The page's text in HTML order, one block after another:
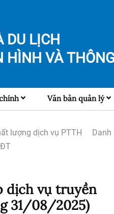
DU LỊCH
HÌNH VÀ
Văn bản quản lý
lượng dịch vụ PTTH
Danh
dịch vụ truyền
31/08/2025)